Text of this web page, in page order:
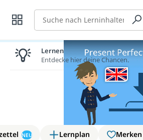
Suche
NEU Lernplan Merken
Lernen lohnt sich!
Entdecke hier deine Chancen.